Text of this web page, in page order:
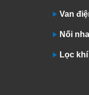
Van
Nối
Lọc